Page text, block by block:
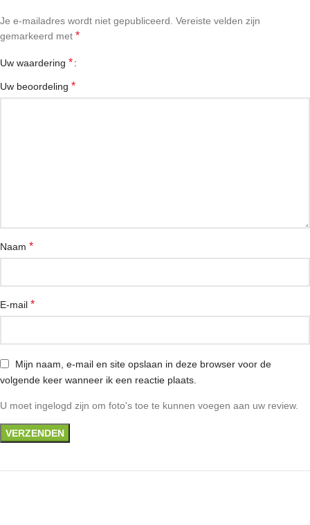
Je e-mailadres wordt niet gepubliceerd. Vereiste velden zijn
gemarkeerd met *
Uw waardering *
Uw beoordeling *
Naam *
E-mail *
Mijn naam, e-mail en site opslaan in deze browser voor de
volgende keer wanneer ik een reactie plaats.
U moet ingelogd zijn om foto's toe te kunnen voegen aan uw review.